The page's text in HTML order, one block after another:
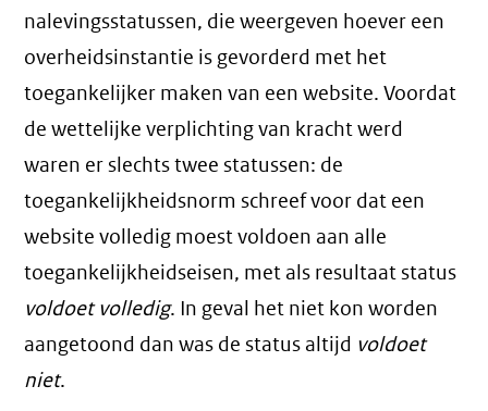
nalevingsstatussen, die weergeven hoever een
overheidsinstantie is gevorderd met het
toegankelijker maken van een website. Voordat
de wettelijke verplichting van kracht werd
waren er slechts twee statussen: de
toegankelijkheidsnorm schreef voor dat een
website volledig moest voldoen aan alle
toegankelijkheidseisen, met als resultaat status
voldoet volledig. In geval het niet kon worden
aangetoond dan was de status altijd voldoet
niet.